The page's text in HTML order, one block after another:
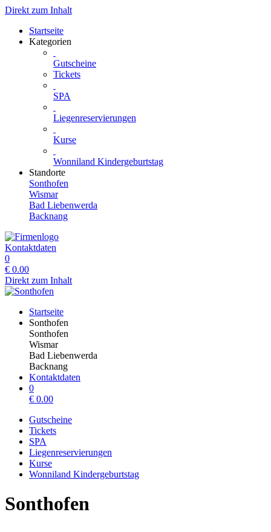
Direkt zum Inhalt
Startseite
Kategorien
Gutscheine
Tickets
SPA
Liegenreservierungen
Kurse
Wonniland Kindergeburtstag
Standorte
Sonthofen
Wismar
Bad Liebenwerda
Backnang
Kontaktdaten
0
€ 0.00
Direkt zum Inhalt
Startseite
Sonthofen
Sonthofen
Wismar
Bad Liebenwerda
Backnang
Kontaktdaten
0
€ 0.00
Gutscheine
Tickets
SPA
Liegenreservierungen
Kurse
Wonniland Kindergeburtstag
Sonthofen